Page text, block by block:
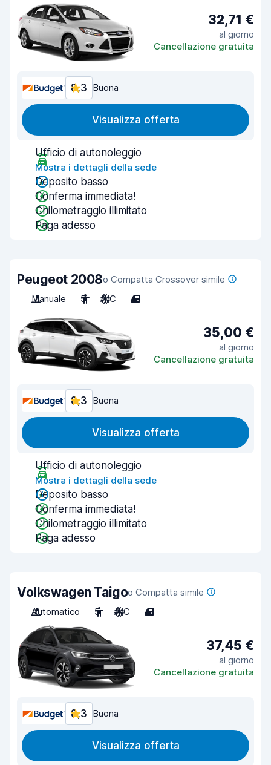
32,71 €
al giorno
Cancellazione gratuita
8,3 Buona
Visualizza offerta
Ufficio di autonoleggio
Mostra i dettagli della sede
Deposito basso
Conferma immediata!
Chilometraggio illimitato
Paga adesso
Peugeot 2008o Compatta Crossover simile
Manuale
5 A/C 4
35,00 €
al giorno
Cancellazione gratuita
8,3 Buona
Visualizza offerta
Ufficio di autonoleggio
Mostra i dettagli della sede
Deposito basso
Conferma immediata!
Chilometraggio illimitato
Paga adesso
Volkswagen Taigoo Compatta simile
Automatico
5 A/C 4
37,45 €
al giorno
Cancellazione gratuita
8,3 Buona
Visualizza offerta